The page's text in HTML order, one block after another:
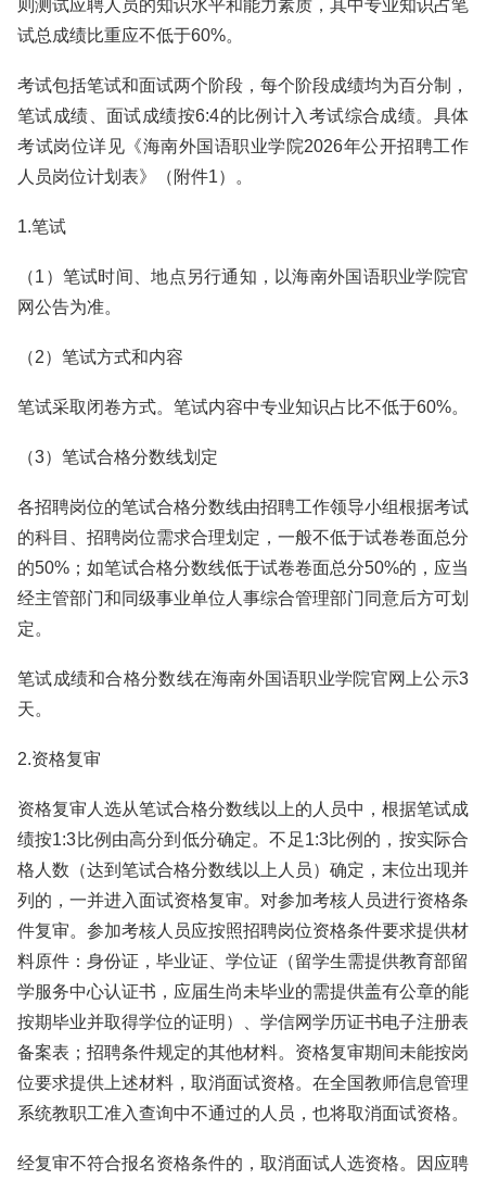
则测试应聘人员的知识水平和能力素质，其中专业知识占笔
试总成绩比重应不低于60%。
考试包括笔试和面试两个阶段，每个阶段成绩均为百分制，
笔试成绩、面试成绩按6:4的比例计入考试综合成绩。具体
考试岗位详见《海南外国语职业学院2026年公开招聘工作
人员岗位计划表》（附件1）。
1.笔试
（1）笔试时间、地点另行通知，以海南外国语职业学院官
网公告为准。
（2）笔试方式和内容
笔试采取闭卷方式。笔试内容中专业知识占比不低于60%。
（3）笔试合格分数线划定
各招聘岗位的笔试合格分数线由招聘工作领导小组根据考试
的科目、招聘岗位需求合理划定，一般不低于试卷卷面总分
的50%；如笔试合格分数线低于试卷卷面总分50%的，应当
经主管部门和同级事业单位人事综合管理部门同意后方可划
定。
笔试成绩和合格分数线在海南外国语职业学院官网上公示3
天。
2.资格复审
资格复审人选从笔试合格分数线以上的人员中，根据笔试成
绩按1:3比例由高分到低分确定。不足1:3比例的，按实际合
格人数（达到笔试合格分数线以上人员）确定，末位出现并
列的，一并进入面试资格复审。对参加考核人员进行资格条
件复审。参加考核人员应按照招聘岗位资格条件要求提供材
料原件：身份证，毕业证、学位证（留学生需提供教育部留
学服务中心认证书，应届生尚未毕业的需提供盖有公章的能
按期毕业并取得学位的证明）、学信网学历证书电子注册表
备案表；招聘条件规定的其他材料。资格复审期间未能按岗
位要求提供上述材料，取消面试资格。在全国教师信息管理
系统教职工准入查询中不通过的人员，也将取消面试资格。
经复审不符合报名资格条件的，取消面试人选资格。因应聘